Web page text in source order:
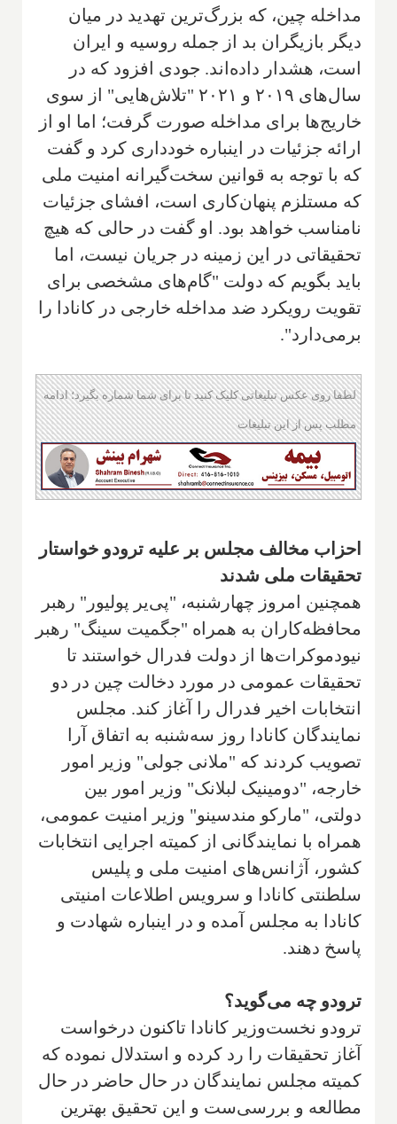
مداخله چین، که بزرگ‌ترین تهدید در میان
دیگر بازیگران بد از جمله روسیه و ایران
است، هشدار داده‌اند. جودی افزود که در
سال‌های ۲۰۱۹ و ۲۰۲۱ "تلاش‌هایی" از سوی
خاریج‌ها برای مداخله صورت گرفت؛ اما او از
ارائه جزئیات در اینباره خودداری کرد و گفت
که با توجه به قوانین سخت‌گیرانه امنیت ملی
که مستلزم پنهان‌کاری است، افشای جزئیات
نامناسب خواهد بود. او گفت در حالی که هیچ
تحقیقاتی در این زمینه در جریان نیست، اما
باید بگویم که دولت "گام‌های مشخصی برای
تقویت رویکرد ضد مداخله خارجی در کانادا را
برمی‌دارد".
لطفا روی عکس تبلیغاتی کلیک کنید تا برای شما شماره بگیرد؛ ادامه
مطلب پس از این تبلیغات
احزاب مخالف مجلس بر علیه ترودو خواستار
تحقیقات ملی شدند
همچنین امروز چهارشنبه، "پی‌یر پولیور" رهبر
محافظه‌کاران به همراه "جگمیت سینگ" رهبر
نیودموکرات‌ها از دولت فدرال خواستند تا
تحقیقات عمومی در مورد دخالت چین در دو
انتخابات اخیر فدرال را آغاز کند. مجلس
نمایندگان کانادا روز سه‌شنبه به اتفاق آرا
تصویب کردند که "ملانی جولی" وزیر امور
خارجه، "دومینیک لبلانک" وزیر امور بین
دولتی، "مارکو مندسینو" وزیر امنیت عمومی،
همراه با نمایندگانی از کمیته اجرایی انتخابات
کشور، آژانس‌های امنیت ملی و پلیس
سلطنتی کانادا و سرویس اطلاعات امنیتی
کانادا به مجلس آمده و در اینباره شهادت و
پاسخ دهند.
ترودو چه می‌گوید؟
ترودو نخست‌وزیر کانادا تاکنون درخواست
آغاز تحقیقات را رد کرده و استدلال نموده که
کمیته مجلس نمایندگان در حال حاضر در حال
مطالعه و بررسی‌ست و این تحقیق بهترین